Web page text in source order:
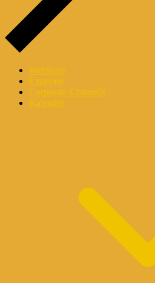
Webinare
Experten
Corporate Channels
Kalender